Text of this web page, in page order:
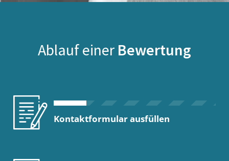
Ablauf einer Bewertung
Kontaktformular ausfüllen